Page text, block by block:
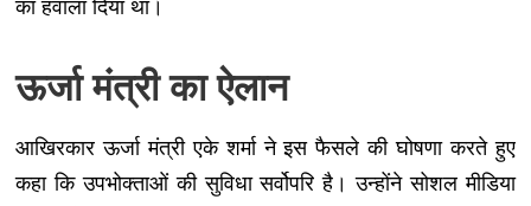
का हवाला दिया था।
ऊर्जा मंत्री का ऐलान
आखिरकार ऊर्जा मंत्री एके शर्मा ने इस फैसले की घोषणा करते हुए
कहा कि उपभोक्ताओं की सुविधा सर्वोपरि है। उन्होंने सोशल मीडिया